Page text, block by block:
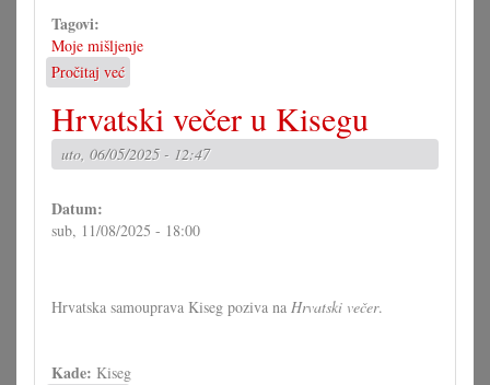
Tagovi:
Moje mišljenje
Pročitaj već
Zač
demonstrirati?
Hrvatski večer u Kisegu
uto, 06/05/2025 - 12:47
Datum:
sub, 11/08/2025 - 18:00
Hrvatska samouprava Kiseg poziva na Hrvatski večer.
Kade: Kiseg